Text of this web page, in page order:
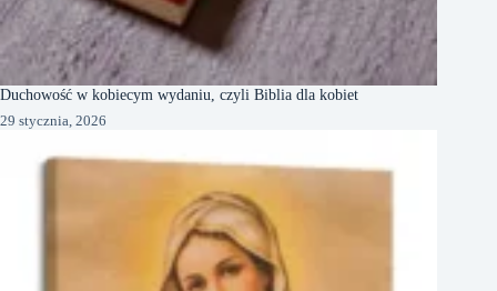
Duchowość w kobiecym wydaniu, czyli Biblia dla kobiet
29 stycznia, 2026